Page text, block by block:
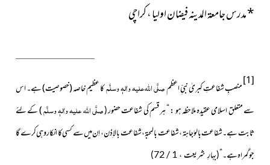
*مدرس جامعۃ المدینہ فیضان اولیا ، کراچی
[1]منصبِ شفاعتِ کبریٰ نبیِّ اعظمصلَّی اللہ علیہ واٰلہٖ وسلَّمکا عظیم خاصہ (خصوصیت) ہے۔ اس
سے متعلق اسلامی عقیدہ ملاحظہ ہو : “ ہر قسم کی شفاعت حضور(صلَّی اللہ علیہ واٰلہٖ وسلَّم)کے لئے
ثابت ہے۔ شفاعت بالوَجاہۃ ، شفاعت بالمحبۃ ، شفاعت بالاِذن ، اِن میں سے کسی کا انکار وہی کرے گا
جو گمراہ ہے۔ “(بہارِ شریعت ، 1 / 72)